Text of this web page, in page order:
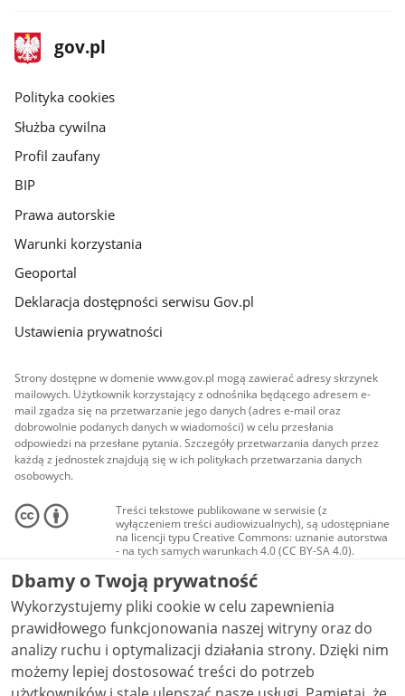
stopka
gov.pl
Strona
gov.pl
gov.pl
Polityka cookies
Służba cywilna
Profil zaufany
BIP
Prawa autorskie
Warunki korzystania
Geoportal
Deklaracja dostępności serwisu Gov.pl
Ustawienia prywatności
Strony dostępne w domenie www.gov.pl mogą zawierać adresy skrzynek
mailowych. Użytkownik korzystający z odnośnika będącego adresem e-
mail zgadza się na przetwarzanie jego danych (adres e-mail oraz
dobrowolnie podanych danych w wiadomości) w celu przesłania
odpowiedzi na przesłane pytania. Szczegóły przetwarzania danych przez
każdą z jednostek znajdują się w ich politykach przetwarzania danych
osobowych.
Treści tekstowe publikowane w serwisie (z
wyłączeniem treści audiowizualnych), są udostępniane
na licencji typu Creative Commons: uznanie autorstwa
- na tych samych warunkach 4.0 (CC BY-SA 4.0).
Materiały audiowizualne, w tym zdjęcia, materiały
audio i wideo, są udostępniane na licencji typu
Creative Commons: uznanie autorstwa użycie
niekomercyjne - bez utworów zależnych 4.0 (CC BY-
NC-ND 4.0), o ile nie jest to stwierdzone inaczej.
Dbamy o Twoją prywatność
Wykorzystujemy pliki cookie w celu zapewnienia
prawidłowego funkcjonowania naszej witryny oraz do
analizy ruchu i optymalizacji działania strony. Dzięki nim
możemy lepiej dostosować treści do potrzeb